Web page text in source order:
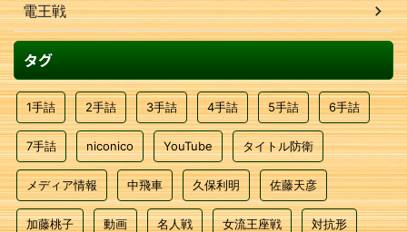
電王戦
タグ
1手詰 2手詰 3手詰 4手詰 5手詰 6手詰
7手詰 niconico YouTube タイトル防衛
メディア情報 中飛車 久保利明 佐藤天彦
加藤桃子 動画 名人戦 女流王座戦 対抗形